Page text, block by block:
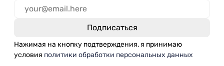
Нажимая на кнопку подтверждения, я принимаю
условия политики обработки персональных данных